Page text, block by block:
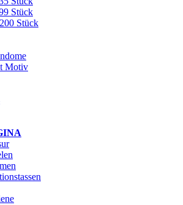
Stück
Stück
Motiv